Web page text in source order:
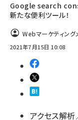
Google search
新たな便利ツール！
Webマーケティング
2021年7月15日 10:08
アクセス解